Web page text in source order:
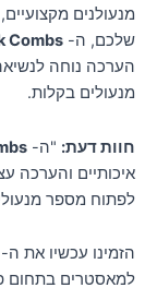
שלכם, ה- Combs
הערכה נוחה
מנעולים בקלות.
חוות דעת: "ה-
איכותיים והערכה
לפתוח מספר
הזמינו עכשיו את ה-
למאסטרים בתחום